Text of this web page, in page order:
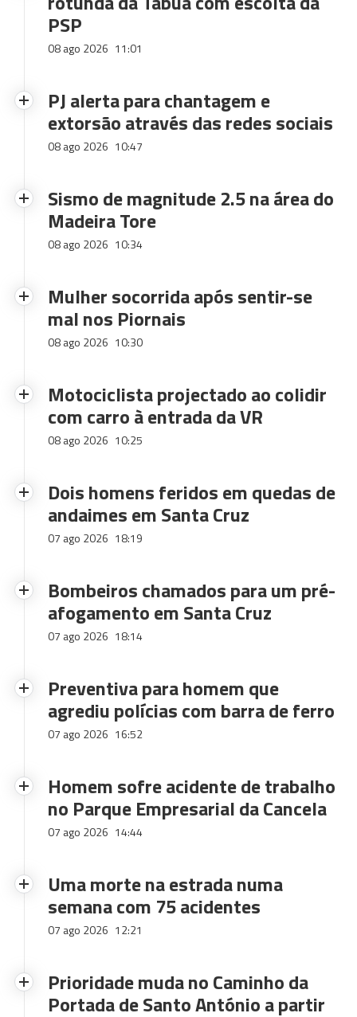
PSP
08 ago 2026 11:01
PJ alerta para chantagem e
extorsão através das redes sociais
08 ago 2026 10:47
Sismo de magnitude 2.5 na área do
Madeira Tore
08 ago 2026 10:34
Mulher socorrida após sentir-se
mal nos Piornais
08 ago 2026 10:30
Motociclista projectado ao colidir
com carro à entrada da VR
08 ago 2026 10:25
Dois homens feridos em quedas de
andaimes em Santa Cruz
07 ago 2026 18:19
Bombeiros chamados para um pré-
afogamento em Santa Cruz
07 ago 2026 18:14
Preventiva para homem que
agrediu polícias com barra de ferro
07 ago 2026 16:52
Homem sofre acidente de trabalho
no Parque Empresarial da Cancela
07 ago 2026 14:44
Uma morte na estrada numa
semana com 75 acidentes
07 ago 2026 12:21
Prioridade muda no Caminho da
Portada de Santo António a partir